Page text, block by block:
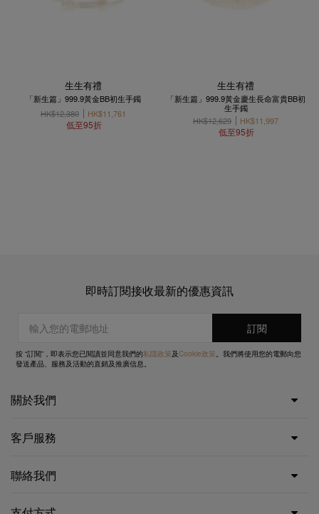
生生有禮
「新生篇」999.9黃金BB初生手鐲
HK$12,380
HK$11,761
低至95折
生生有禮
「新生篇」999.9黃金慶生長命富貴BB初
生手鐲
HK$12,629
HK$11,997
低至95折
即時訂閱接收最新的優惠資訊
按 “訂閱”，即表示您已閱讀並同意我們的私隱政策及Cookie政策 。我們將使用您的電郵向您
發送產品、服務及活動的直銷及推廣信息。
關於我們
客戶服務
聯絡我們